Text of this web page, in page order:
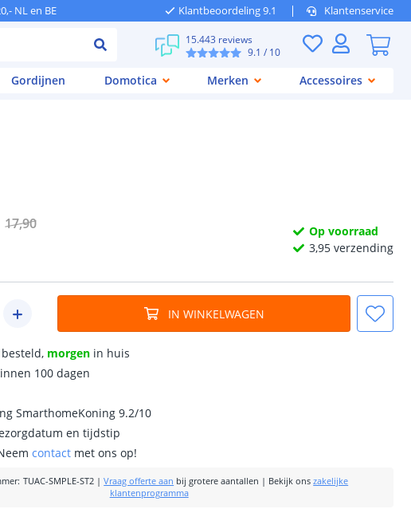
NL en BE Klantbeoordeling 9.1 Klantenservice
15.443 reviews
9.1 / 10
Gordijnen Domotica Merken Accessoires
17,90
Op voorraad
3,95 verzending
IN WINKELWAGEN
besteld, morgen in huis
100 dagen
SmarthomeKoning 9.2/10
en tijdstip
contact met ons op!
: TUAC-SMPLE-ST2 |Vraag offerte aan bij grotere aantallen | Bekijk ons zakelijke
klantenprogramma